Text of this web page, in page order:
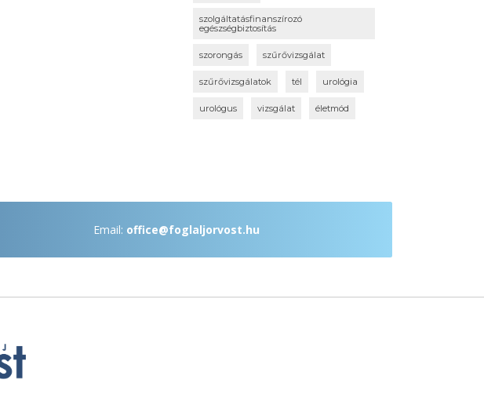
szolgáltatásfinanszírozó
egészségbiztosítás
szorongás szűrővizsgálat
szűrővizsgálatok tél urológia
urológus vizsgálat életmód
Email: office@foglaljorvost.hu